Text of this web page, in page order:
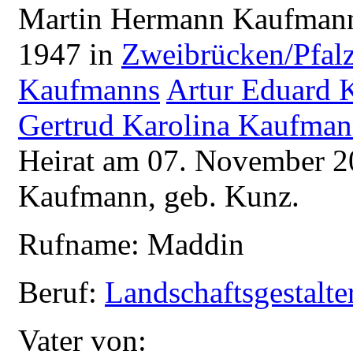
Martin Hermann
1947 in Zweibrücken/
Kaufmanns Artur Eduard
Gertrud Karolina
Heirat am 07. November
Kaufmann, geb. Kunz.
Rufname: Maddin
Beruf:
Vater von: